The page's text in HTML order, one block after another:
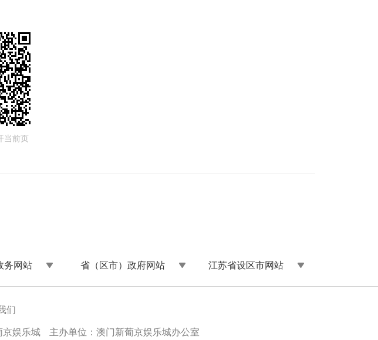
当前页
务网站 省（区市）政府网站 江苏省设区市网站
们
京娱乐城
主办单位：澳门新葡京娱乐城办公室